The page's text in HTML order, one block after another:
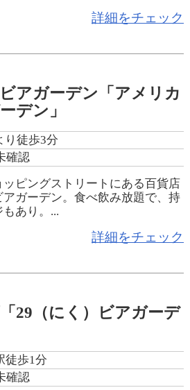
詳細をチェック
アガーデン「アメリカ
デン」
り徒歩3分
確認
ピングストリートにある百貨店
アガーデン。食べ飲み放題で、持
あり。...
詳細をチェック
29（にく）ビアガーデ
徒歩1分
確認